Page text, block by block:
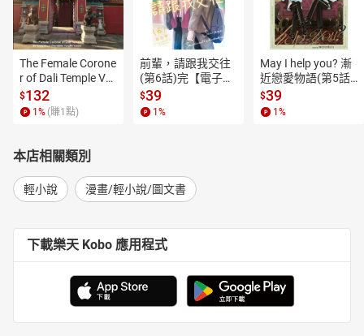
The Female Corone
r of Dali Temple Vo
l.6【有聲書】
$132
1 % (賺1 點)
前輩，請跟我交往
(第6話)完【電子
書】
$39
1 %
May I help you? 漸
近戀愛物語(第5話)
【電子書】
$39
1 %
本店相關類別
輕小說 漫畫/輕小說/圖文書
下載樂天 Kobo 應用程式